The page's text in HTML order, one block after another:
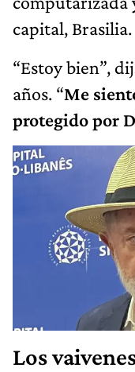
capital, Brasilia.
“Estoy bien”,
años. “Me
protegido por
Los